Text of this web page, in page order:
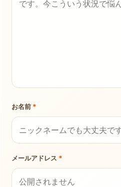
お名前 *
メールアドレス *